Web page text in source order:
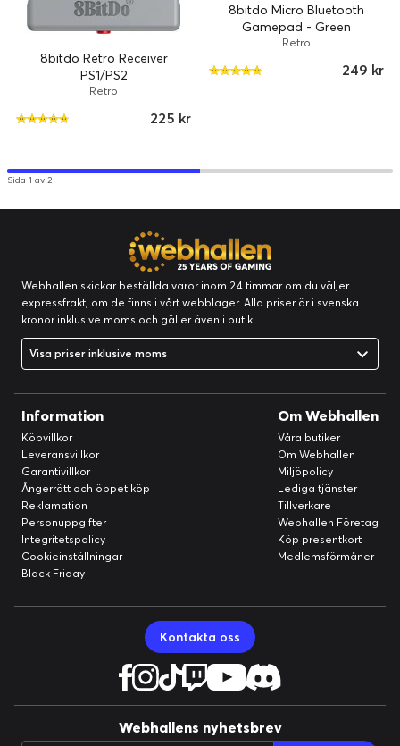
8bitdo Retro Receiver
PS1/PS2
Retro
225 kr
8bitdo Micro Bluetooth
Gamepad - Green
Retro
249 kr
Sida 1 av 2
Webhallen skickar beställda varor inom 24 timmar om du väljer
expressfrakt, om de finns i vårt webblager. Alla priser är i svenska
kronor inklusive moms och gäller även i butik.
Visa priser inklusive moms
Information
Köpvillkor
Leveransvillkor
Garantivillkor
Ångerrätt och öppet köp
Reklamation
Personuppgifter
Integritetspolicy
Cookieinställningar
Black Friday
Om Webhallen
Våra butiker
Om Webhallen
Miljöpolicy
Lediga tjänster
Tillverkare
Webhallen Företag
Köp presentkort
Medlemsförmåner
Kontakta oss
Webhallens nyhetsbrev